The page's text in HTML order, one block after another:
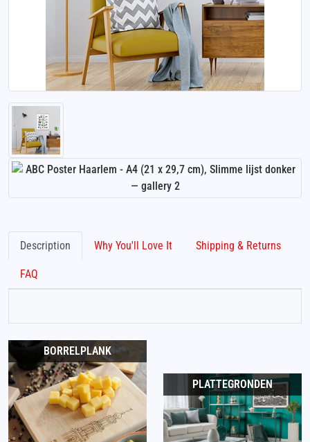
Description Why You'll Love It Shipping & Returns
FAQ
BORRELPLANK
PLATTEGRONDEN